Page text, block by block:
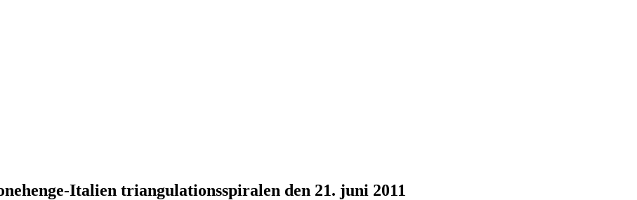
Italien triangulationsspiralen den 21. juni 2011